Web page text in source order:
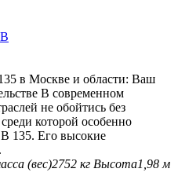
в Москве и области: Ваш
В современном
не обойтись без
которой особенно
135. Его высокие
(вес)2752 кг Высота1,98 м